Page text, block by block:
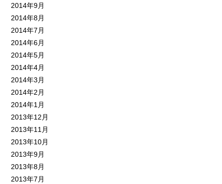
2014年9月
2014年8月
2014年7月
2014年6月
2014年5月
2014年4月
2014年3月
2014年2月
2014年1月
2013年12月
2013年11月
2013年10月
2013年9月
2013年8月
2013年7月